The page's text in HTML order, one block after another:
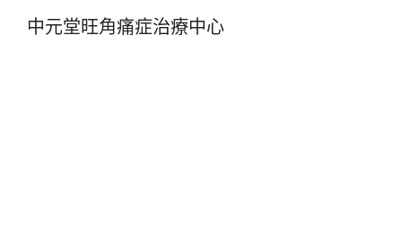
中元堂旺角痛症治療中心